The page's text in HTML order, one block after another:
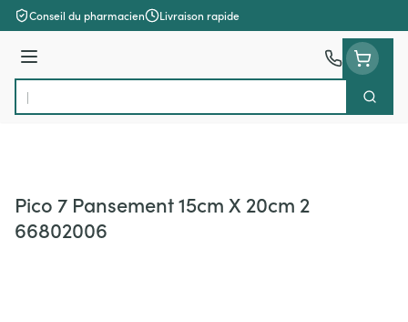
Aller au contenu
Conseil du pharmacien Livraison rapide
Menu
Rechercher
Pico 7 Pansement 15cm X 20cm 2
66802006